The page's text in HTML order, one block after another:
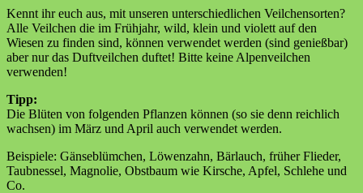
Kennt ihr euch aus, mit unseren unterschiedlichen Veilchensorten?
Alle Veilchen die im Frühjahr, wild, klein und violett auf den
Wiesen zu finden sind, können verwendet werden (sind genießbar)
aber nur das Duftveilchen duftet! Bitte keine Alpenveilchen
verwenden!
Tipp:
Die Blüten von folgenden Pflanzen können (so sie denn reichlich
wachsen) im März und April auch verwendet werden.
Beispiele: Gänseblümchen, Löwenzahn, Bärlauch, früher Flieder,
Taubnessel, Magnolie, Obstbaum wie Kirsche, Apfel, Schlehe und
Co.